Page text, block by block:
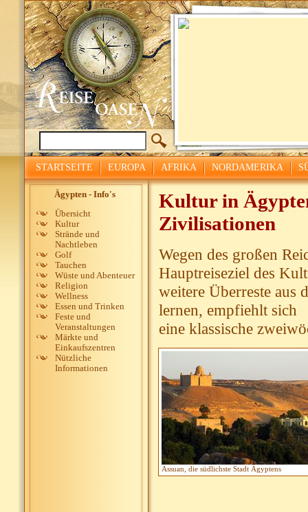
STARTSEITE EUROPA AFRIKA NORDAMERIKA
Ägypten - Info's
Übersicht
Kultur
Strände und
Nachtleben
Golf
Tauchen
Wüste und Abenteuer
Religion
Wellness
Essen und Trinken
Feste und
Veranstaltungen
Märkte und
Einkaufszentren
Nützliche
Informationen
Kultur in
Zivilisationen
Wegen des großen
Hauptreiseziel des
weitere Überreste aus
lernen, empfiehlt sich
eine klassische
Assuan, die südlichste Stadt Ägyptens